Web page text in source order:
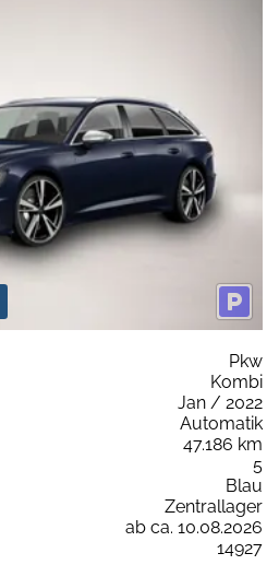
Pkw
Kombi
Jan / 2022
Automatik
47.186 km
5
Blau
Zentrallager
ab ca. 10.08.2026
14927